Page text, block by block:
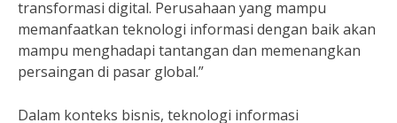
transformasi digital. Perusahaan yang mampu
memanfaatkan teknologi informasi dengan baik akan
mampu menghadapi tantangan dan memenangkan
persaingan di pasar global.”
Dalam konteks bisnis, teknologi informasi